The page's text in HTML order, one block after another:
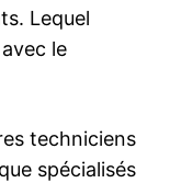
Lequel
le
techniciens
spécialisés